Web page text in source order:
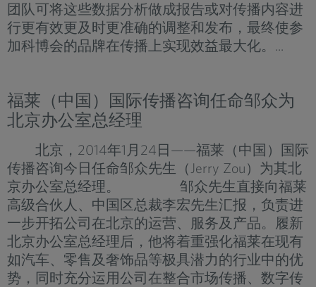
团队可将这些数据分析做成报告或对传播内容进
行更有效更及时更准确的调整和发布，最终使参
加科博会的品牌在传播上实现效益最大化。...
福莱（中国）国际传播咨询任命邹众为
北京办公室总经理
北京，2014年1月24日——福莱（中国）国际
传播咨询今日任命邹众先生（Jerry Zou）为其北
京办公室总经理。 邹众先生直接向福莱
高级合伙人、中国区总裁李宏先生汇报，负责进
一步开拓公司在北京的运营、服务及产品。履新
北京办公室总经理后，他将着重强化福莱在现有
如汽车、零售及奢饰品等极具潜力的行业中的优
势，同时充分运用公司在整合市场传播、数字传